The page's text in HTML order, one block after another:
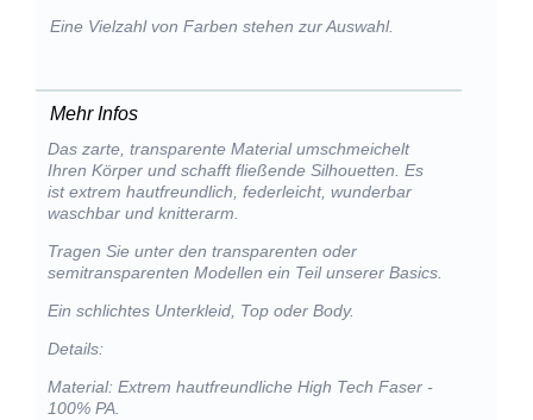
Eine Vielzahl von Farben stehen zur Auswahl.
Mehr Infos
Das zarte, transparente Material umschmeichelt
Ihren Körper und schafft fließende Silhouetten. Es
ist extrem hautfreundlich, federleicht, wunderbar
waschbar und knitterarm.
Tragen Sie unter den transparenten oder
semitransparenten Modellen ein Teil unserer Basics.
Ein schlichtes Unterkleid, Top oder Body.
Details:
Material: Extrem hautfreundliche High Tech Faser -
100% PA.